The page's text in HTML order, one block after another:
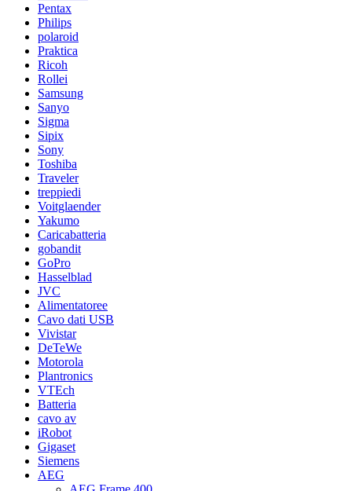
Pentax
Philips
polaroid
Praktica
Ricoh
Rollei
Samsung
Sanyo
Sigma
Sipix
Sony
Toshiba
Traveler
treppiedi
Voitglaender
Yakumo
Caricabatteria
gobandit
GoPro
Hasselblad
JVC
Alimentatoree
Cavo dati USB
Vivistar
DeTeWe
Motorola
Plantronics
VTEch
Batteria
cavo av
iRobot
Gigaset
Siemens
AEG